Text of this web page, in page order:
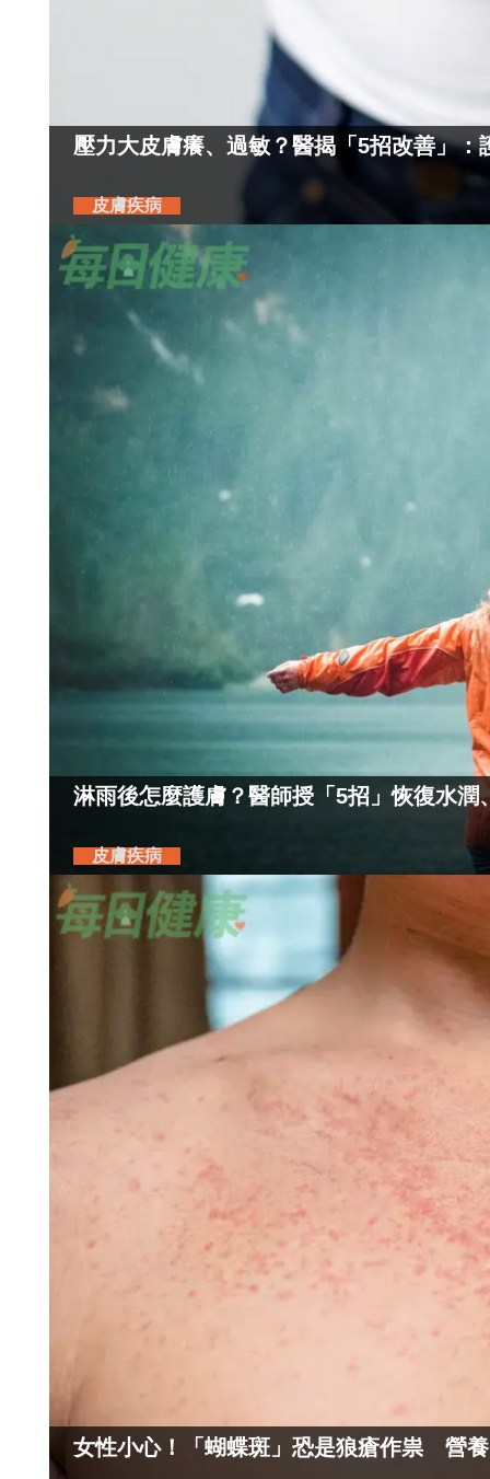
壓力大皮膚癢、過敏？醫揭「5招改善」：
皮膚疾病
淋雨後怎麼護膚？醫師授「5招」恢復水
皮膚疾病
女性小心！「蝴蝶斑」恐是狼瘡作祟 營